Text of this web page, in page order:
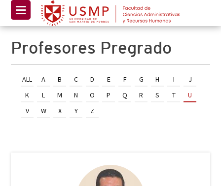
Profesores Pregrado
ALL A B C D E F G H I
J
K
L M N O P Q R S T
U
V
W X Y Z